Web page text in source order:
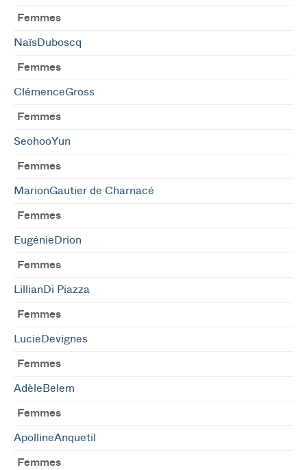
Femmes
NaïsDuboscq
Femmes
ClémenceGross
Femmes
SeohooYun
Femmes
MarionGautier de Charnacé
Femmes
EugénieDrion
Femmes
LillianDi Piazza
Femmes
LucieDevignes
Femmes
AdèleBelem
Femmes
ApollineAnquetil
Femmes